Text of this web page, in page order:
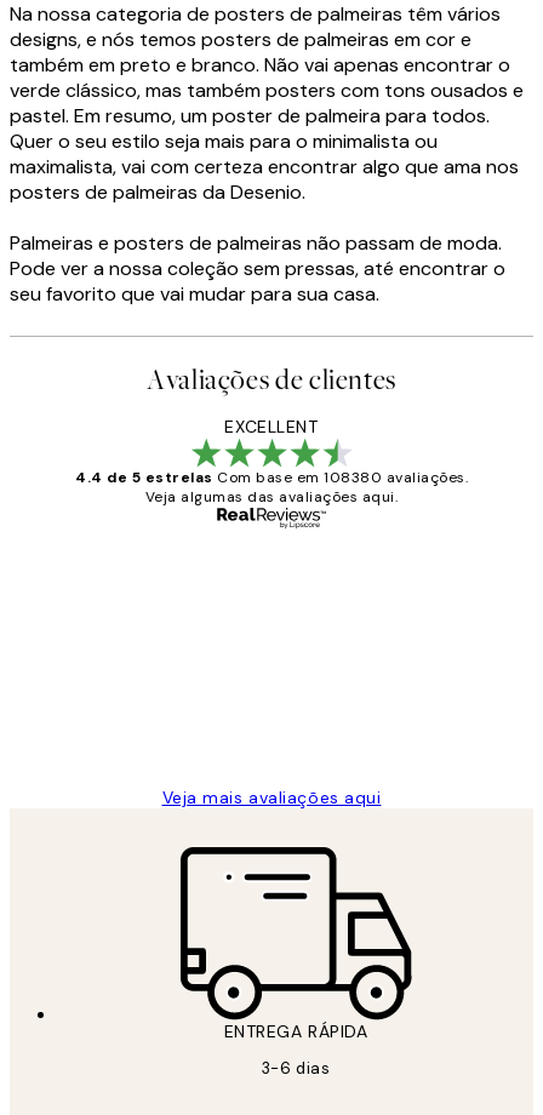
Na nossa categoria de posters de palmeiras têm vários
designs, e nós temos posters de palmeiras em cor e
também em preto e branco. Não vai apenas encontrar o
verde clássico, mas também posters com tons ousados e
pastel. Em resumo, um poster de palmeira para todos.
Quer o seu estilo seja mais para o minimalista ou
maximalista, vai com certeza encontrar algo que ama nos
posters de palmeiras da Desenio.
Palmeiras e posters de palmeiras não passam de moda.
Pode ver a nossa coleção sem pressas, até encontrar o
seu favorito que vai mudar para sua casa.
Avaliações de clientes
EXCELLENT
4.4 de 5 estrelas Com base em 108380 avaliações.
Veja algumas das avaliações aqui.
Veja mais avaliações aqui
ENTREGA RÁPIDA
3-6 dias